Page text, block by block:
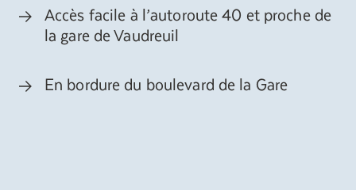
Accès facile à l’autoroute 40 et proche de
la gare de Vaudreuil
En bordure du boulevard de la Gare